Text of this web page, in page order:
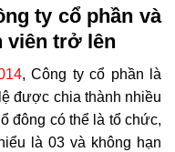
ty cổ phần và
viên trở lên
, Công ty cổ phần
là
được chia thành nhiều
đông có thể là tổ chức,
là 03 và không hạn